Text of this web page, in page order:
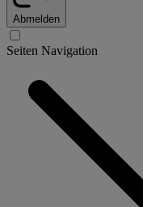
Abmelden
Seiten Navigation